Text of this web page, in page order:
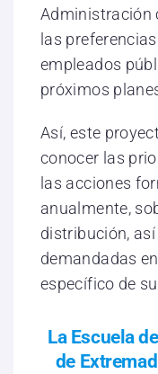
Administración
las
empleados
próximos
Así, este
conocer las
las acciones
anualmente,
distribución,
demandadas
específico de
La Escuela
de